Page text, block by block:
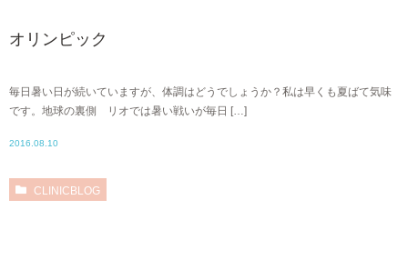
オリンピック
毎日暑い日が続いていますが、体調はどうでしょうか？私は早くも夏ばて気味
です。地球の裏側 リオでは暑い戦いが毎日 […]
2016.08.10
CLINICBLOG